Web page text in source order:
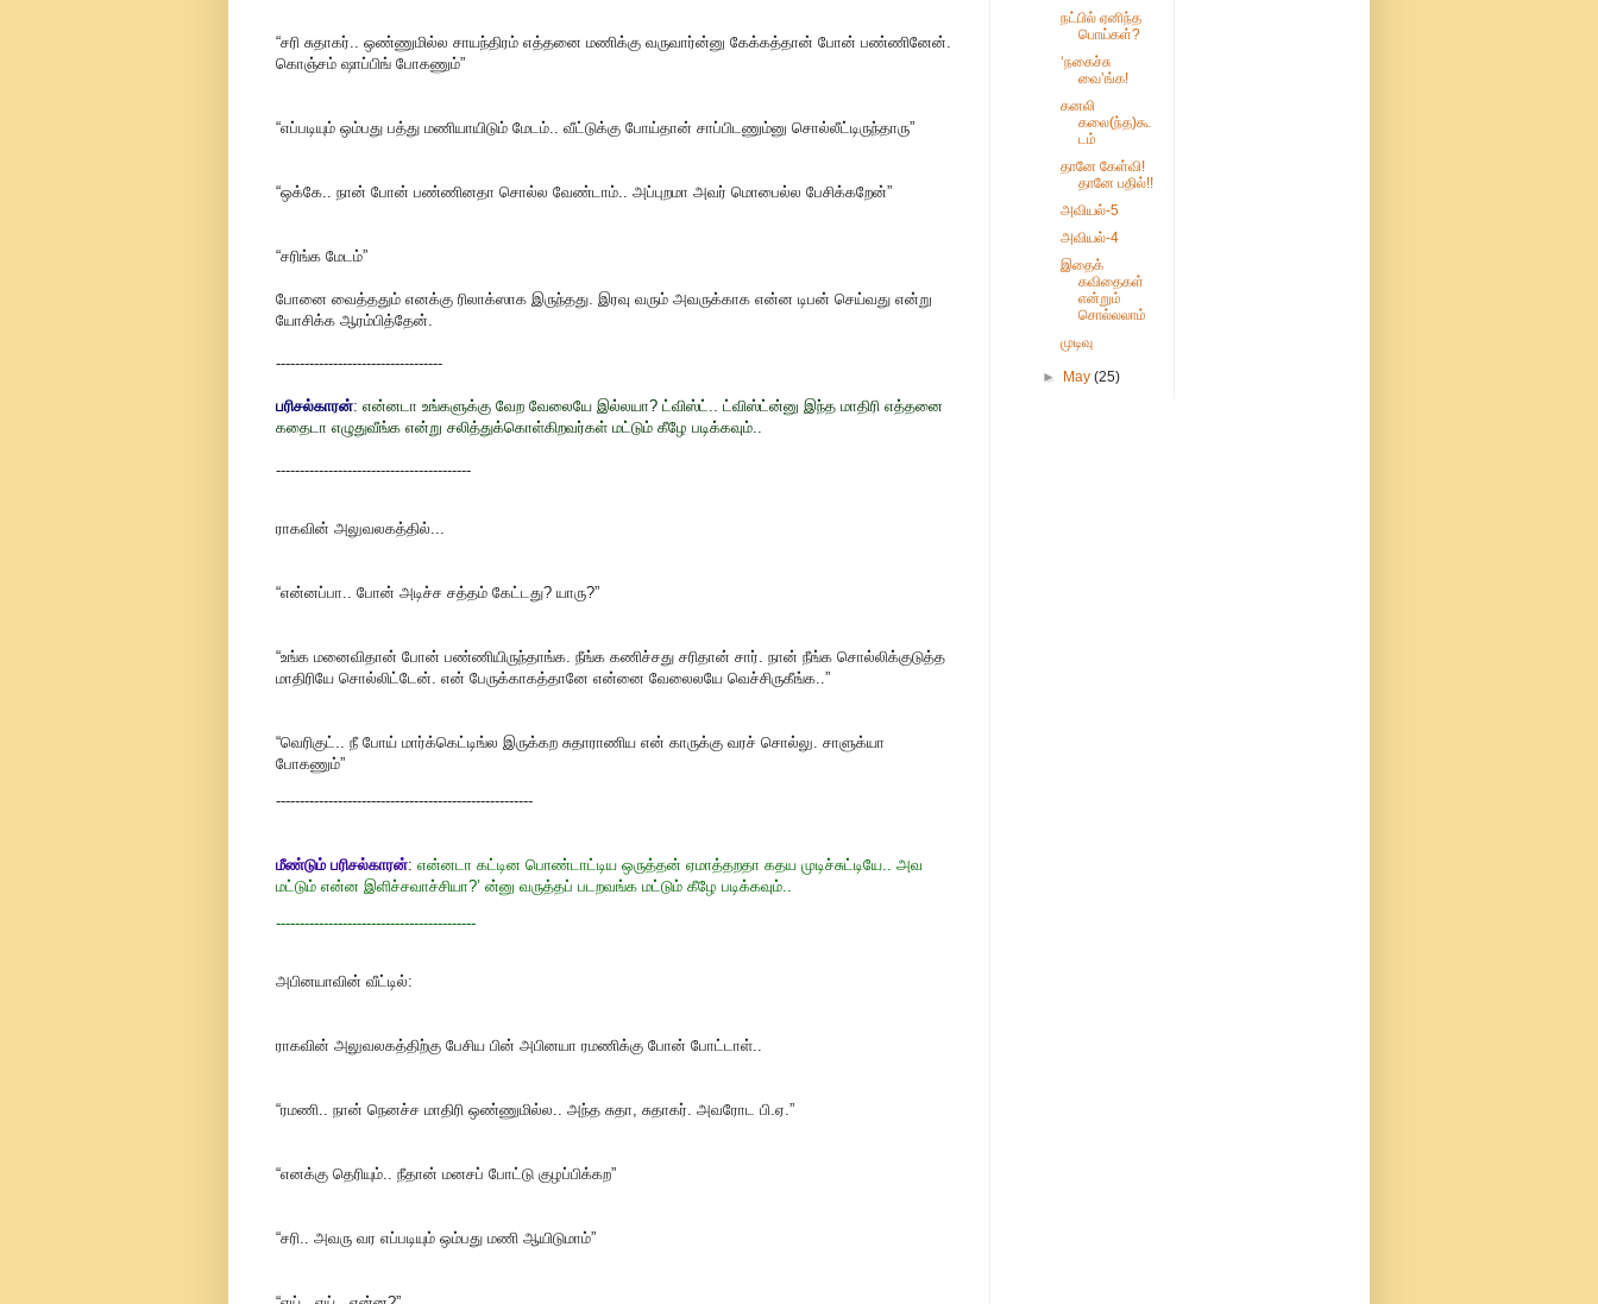
“சரி சுதாகர்.. ஒண்ணுமில்ல சாயந்திரம் எத்தனை மணிக்கு வருவார்ன்னு கேக்கத்தான் போன் பண்ணினேன்.
கொஞ்சம் ஷாப்பிங் போகணும்”
“எப்படியும் ஒம்பது பத்து மணியாயிடும் மேடம்.. வீட்டுக்கு போய்தான் சாப்பிடணும்னு சொல்லீட்டிருந்தாரு”
“ஒக்கே.. நான் போன் பண்ணினதா சொல்ல வேண்டாம்.. அப்புறமா அவர் மொபைல்ல பேசிக்கறேன்”
“சரிங்க மேடம்”
போனை வைத்ததும் எனக்கு ரிலாக்ஸாக இருந்தது. இரவு வரும் அவருக்காக என்ன டிபன் செய்வது என்று
யோசிக்க ஆரம்பித்தேன்.
-----------------------------------
பரிசல்காரன்: என்னடா உங்களுக்கு வேற வேலையே இல்லயா? ட்விஸ்ட்.. ட்விஸ்ட்ன்னு இந்த மாதிரி எத்தனை
கதைடா எழுதுவீங்க என்று சலித்துக்கொள்கிறவர்கள் மட்டும் கீழே படிக்கவும்..
-----------------------------------------
ராகவின் அலுவலகத்தில்...
“என்னப்பா.. போன் அடிச்ச சத்தம் கேட்டது? யாரு?”
“உங்க மனைவிதான் போன் பண்ணியிருந்தாங்க. நீங்க கணிச்சது சரிதான் சார். நான் நீங்க சொல்லிக்குடுத்த
மாதிரியே சொல்லிட்டேன். என் பேருக்காகத்தானே என்னை வேலைலயே வெச்சிருகீங்க..”
“வெரிகுட்.. நீ போய் மார்க்கெட்டிங்ல இருக்கற சுதாராணிய என் காருக்கு வரச் சொல்லு. சாளுக்யா
போகணும்”
------------------------------------------------------
மீண்டும் பரிசல்காரன்: என்னடா கட்டின பொண்டாட்டிய ஒருத்தன் ஏமாத்தறதா கதய முடிச்சுட்டியே.. அவ
மட்டும் என்ன இளிச்சவாச்சியா?’ ன்னு வருத்தப் படறவங்க மட்டும் கீழே படிக்கவும்..
------------------------------------------
அபினயாவின் வீட்டில்:
ராகவின் அலுவலகத்திற்கு பேசிய பின் அபினயா ரமணிக்கு போன் போட்டாள்..
“ரமணி.. நான் நெனச்ச மாதிரி ஒண்ணுமில்ல.. அந்த சுதா, சுதாகர். அவரோட பி.ஏ.”
“எனக்கு தெரியும்.. நீதான் மனசப் போட்டு குழப்பிக்கற”
“சரி.. அவரு வர எப்படியும் ஒம்பது மணி ஆயிடுமாம்”
நட்பில் ஏனிந்த
பொய்கள்?
‘நகைச்சு
வை’ங்க!
கனலி
கலை(ந்த)கூ
டம்
தானே கேள்வி!
தானே பதில்!!
அவியல்-5
அவியல்-4
இதைக்
கவிதைகள்
என்றும்
சொல்லலாம்
முடிவு
► May(25)